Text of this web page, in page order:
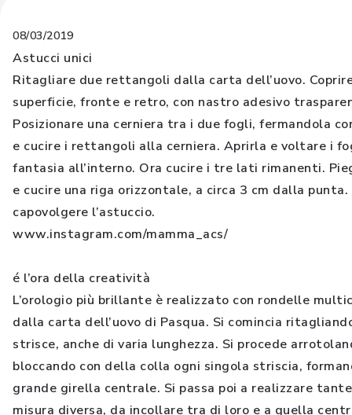
08/03/2019
Astucci unici
Ritagliare due rettangoli dalla carta dell’uovo.
superficie, fronte e retro, con nastro adesivo
Posizionare una cerniera tra i due fogli, fermandola
e cucire i rettangoli alla cerniera. Aprirla e voltare i
fantasia all’interno. Ora cucire i tre lati rimanenti.
e cucire una riga orizzontale, a circa 3 cm dalla punta.
capovolgere l’astuccio.
www.instagram.com/mamma_acs/
é l’ora della creatività
L’orologio più brillante è realizzato con rondelle
dalla carta dell’uovo di Pasqua. Si comincia
strisce, anche di varia lunghezza. Si procede
bloccando con della colla ogni singola striscia,
grande girella centrale. Si passa poi a realizzare
misura diversa, da incollare tra di loro e a quella